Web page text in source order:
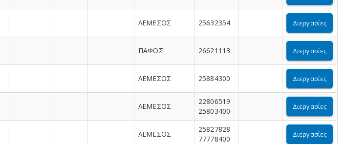
ΛΕΜΕΣΟΣ 25632354 Διεργασίες
ΠΑΦΟΣ 26621113 Διεργασίες
ΛΕΜΕΣΟΣ 25884300 Διεργασίες
ΛΕΜΕΣΟΣ
22806519
25803400
Διεργασίες
ΛΕΜΕΣΟΣ
25827828
77778400
Διεργασίες